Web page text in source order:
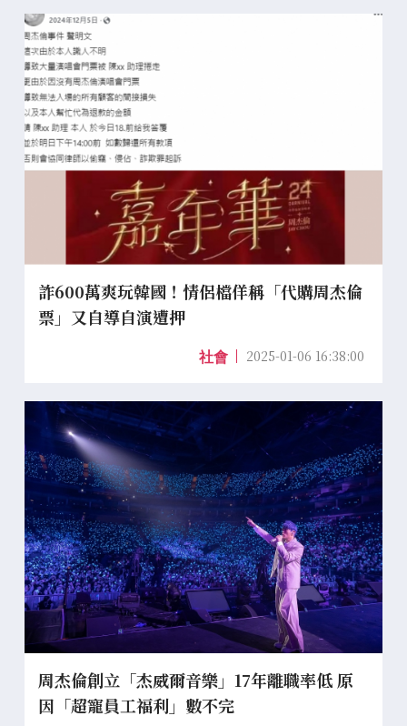
詐600萬爽玩韓國！情侶檔佯稱「代購周杰倫
票」又自導自演遭押
社會 2025-01-06 16:38:00
周杰倫創立「杰威爾音樂」17年離職率低 原
因「超寵員工福利」數不完